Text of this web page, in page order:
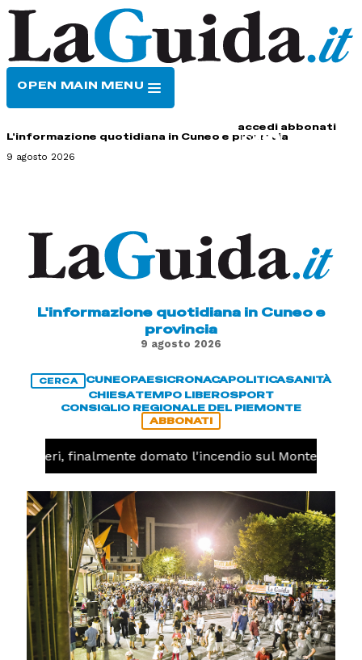
OPEN MAIN MENU
accedi abbonati
L'informazione quotidiana in Cuneo e provincia
9 agosto 2026
L'informazione quotidiana in Cuneo e
provincia
9 agosto 2026
CERCA CUNEOPAESICRONACAPOLITICASANITÀ
CHIESATEMPO LIBEROSPORT
CONSIGLIO REGIONALE DEL PIEMONTE
ABBONATI
Valdieri, finalmente domato l'incendio sul Monte Piastra